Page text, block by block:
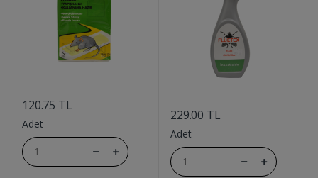
120.75 TL
Adet
229.00 TL
Adet